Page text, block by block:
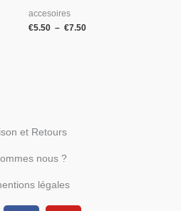
accesoires
€5.50 – €7.50
et Retours
nous ?
légales